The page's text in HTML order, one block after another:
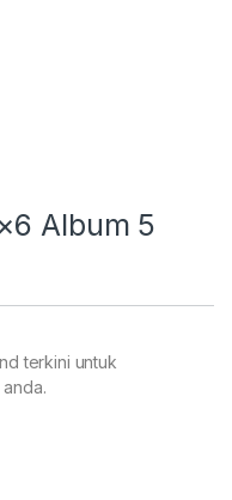
Album 5
terkini untuk